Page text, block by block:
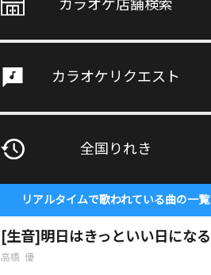
カラオケ店舗検索
カラオケリクエスト
全国りれき
リアルタイムで歌われている曲の一覧
[生音]明日はきっといい日になる
高橋 優